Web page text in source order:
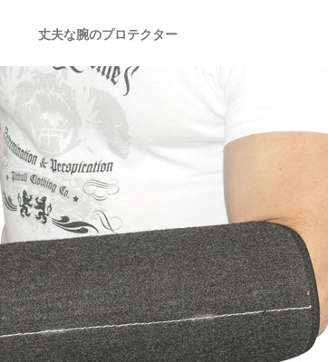
丈夫な腕のプロテクター